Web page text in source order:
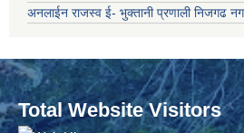
अनलाईन राजस्व ई- भुक्तानी प्रणाली निजगढ
Total Website Visitors